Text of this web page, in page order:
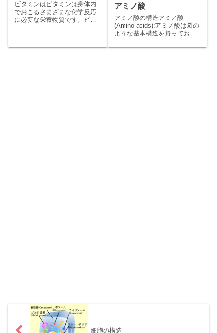
ビタミンはビタミンは身体内
でおこるさまざまな化学反応
に必要な栄養物質です。ビタ
アミノ酸
アミノ酸の構造アミノ酸
(Amino acids):アミノ酸は図の
ような基本構造を持ってお
基(-...
細胞の構造